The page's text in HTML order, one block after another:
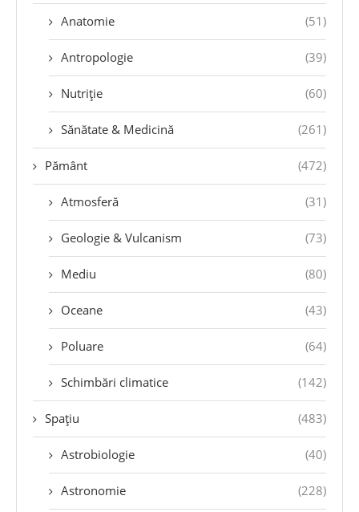
Anatomie (51)
Antropologie (39)
Nutriție (60)
Sănătate & Medicină (261)
Pământ (472)
Atmosferă (31)
Geologie & Vulcanism (73)
Mediu (80)
Oceane (43)
Poluare (64)
Schimbări climatice (142)
Spațiu (483)
Astrobiologie (40)
Astronomie (228)